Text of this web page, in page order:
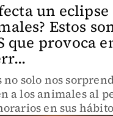
un
Estos
que provoca
no solo nos
a los animales al
en sus